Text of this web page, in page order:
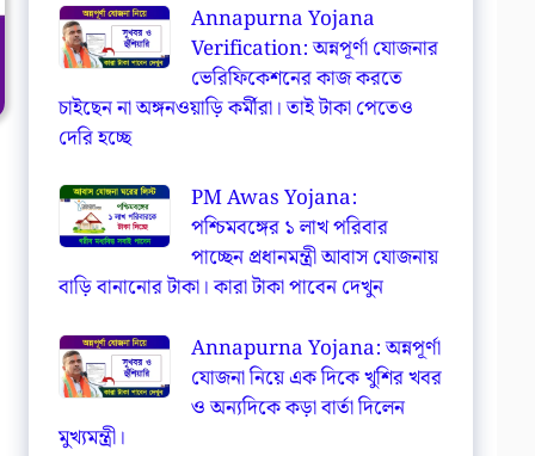
Annapurna Yojana
Verification: অন্নপূর্ণা যোজনার
ভেরিফিকেশনের কাজ করতে
চাইছেন না অঙ্গনওয়াড়ি কর্মীরা। তাই টাকা পেতেও
দেরি হচ্ছে
PM Awas Yojana:
পশ্চিমবঙ্গের ১ লাখ পরিবার
পাচ্ছেন প্রধানমন্ত্রী আবাস যোজনায়
বাড়ি বানানোর টাকা। কারা টাকা পাবেন দেখুন
Annapurna Yojana: অন্নপূর্ণা
যোজনা নিয়ে এক দিকে খুশির খবর
ও অন্যদিকে কড়া বার্তা দিলেন
মুখ্যমন্ত্রী।